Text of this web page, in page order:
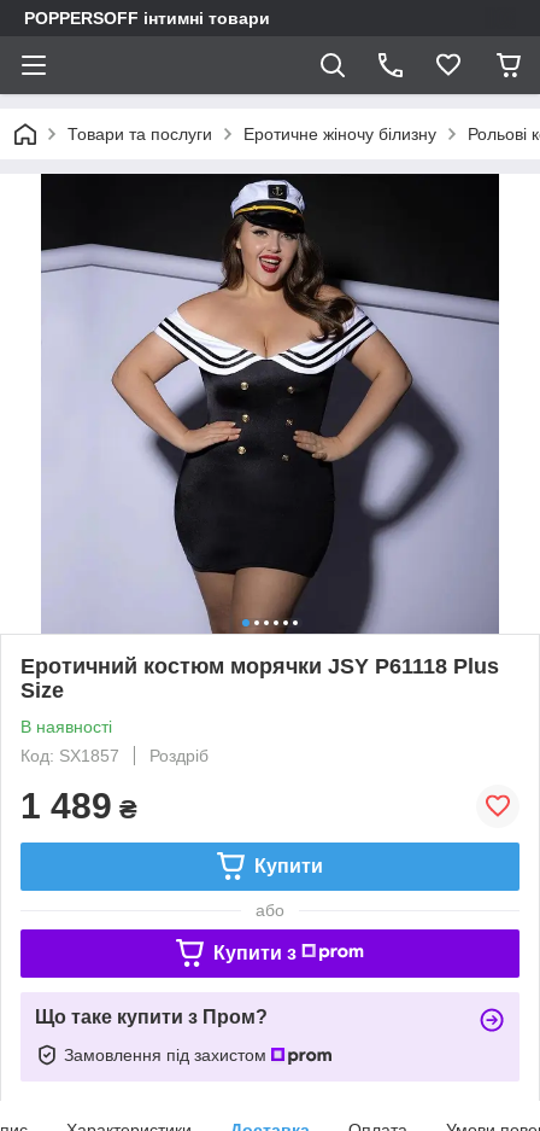
POPPERSOFF інтимні товари
Товари та послуги Еротичне жіночу білизну Рольові
Еротичний костюм морячки JSY P61118 Plus
Size
В наявності
Код: SX1857
Роздріб
1 489 ₴
Купити
або
Купити з
Що таке купити з Пром?
Замовлення під захистом